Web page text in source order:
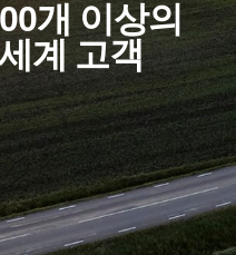
개 이상의
세계 고객